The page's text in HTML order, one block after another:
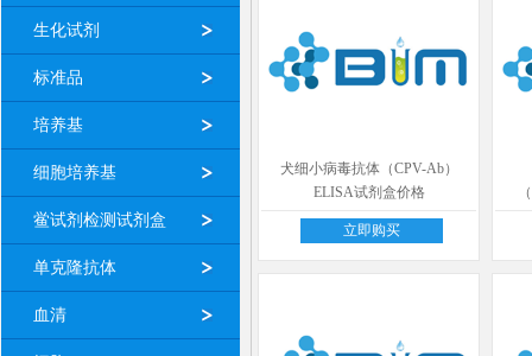
生化试剂
标准品
培养基
细胞培养基
鲎试剂检测试剂盒
单克隆抗体
血清
犬细小病毒抗体（CPV-Ab）
ELISA试剂盒价格
立即购买